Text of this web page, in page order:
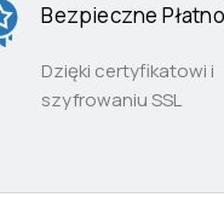
Bezpieczne
Dzięki certyfikatowi i
szyfrowaniu SSL